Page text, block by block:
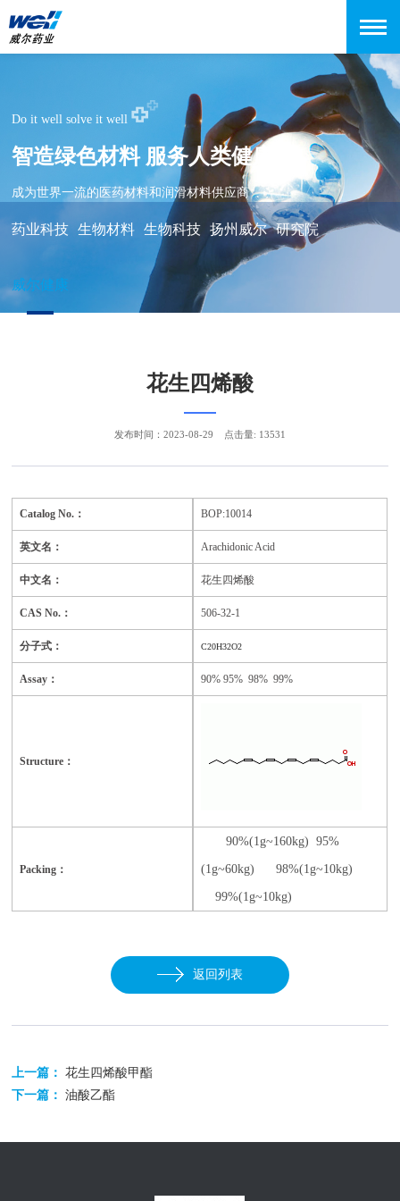
Do it well solve it well
智造绿色材料 服务人类健康
成为世界一流的医药材料和润滑材料供应商
药业科技 生物材料 生物科技 扬州威尔 研究院
威尔健康
花生四烯酸
Catalog No.： BOP:10014
英文名： Arachidonic Acid
中文名： 花生四烯酸
CAS No.： 506-32-1
分子式： C20H32O2
Assay： 90% 95% 98% 99%
Structure：
Packing：
90%(1g~160kg) 95%
(1g~60kg) 98%(1g~10kg)
99%(1g~10kg)
返回列表
上一篇：花生四烯酸甲酯
下一篇：油酸乙酯